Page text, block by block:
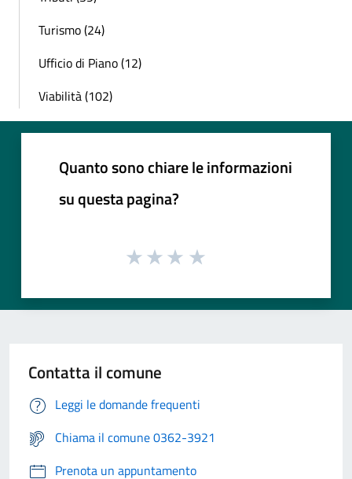
Turismo (24)
Ufficio di Piano (12)
Viabilità (102)
Quanto sono chiare le informazioni
su questa pagina?
Contatta il comune
Leggi le domande frequenti
Chiama il comune 0362-3921
Prenota un appuntamento